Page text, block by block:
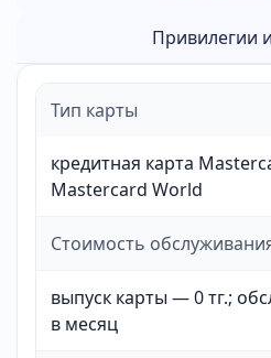
Привилегии
Тип карты
кредитная карта
Mastercard World
Стоимость
выпуск карты — 0 тг.;
в месяц